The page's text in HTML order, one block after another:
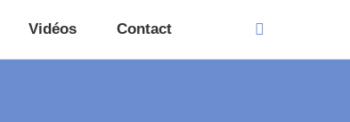
Vidéos Contact